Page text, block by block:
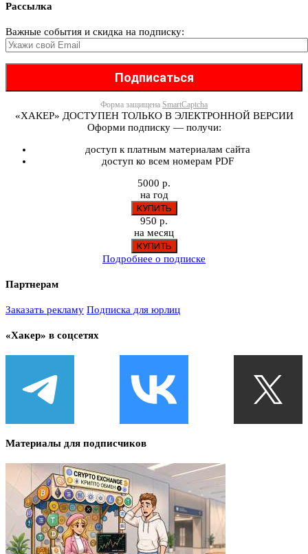
Рассылка
Важные события и скидка на подписку:
Форма защищена SmartCaptcha
«ХАКЕР» ДОСТУПЕН ТОЛЬКО В ЭЛЕКТРОННОЙ ВЕРСИИ
Оформи подписку — получи:
доступ к платным материалам сайта
доступ ко всем номерам PDF
5000 р.
на год
950 р.
на месяц
Подробнее о подписке
Партнерам
Заказать рекламу Подписка для юрлиц
«Хакер» в соцсетях
Материалы для подписчиков